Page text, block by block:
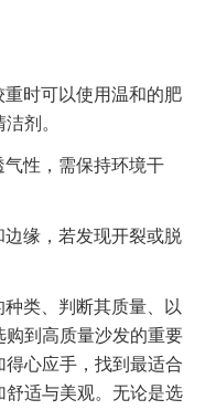
时可以使用温和的肥
剂。
性，需保持环境干
缘，若发现开裂或脱
类、判断其质量、以
购到高质量沙发的重要
心应手，找到最适合
适与美观。无论是选